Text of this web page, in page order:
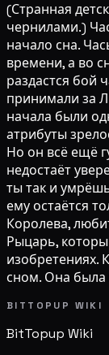
(Странная
чернилами.)
начало сна.
времени, а во
раздастся бой
принимали за
начала были
атрибуты
Но он всё ещё
недостаёт
ты так и
ему остаётся
Королева,
Рыцарь,
изобретениях.
сном. Она была
BITTOPUP WIKI
BitTopup Wiki